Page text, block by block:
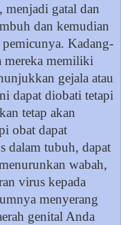
menjadi gatal dan
dan kemudian
Kadang-
mereka memiliki
gejala atau
dapat diobati tetapi
tetap akan
obat dapat
dalam tubuh, dapat
wabah,
virus kepada
menyerang
genital Anda